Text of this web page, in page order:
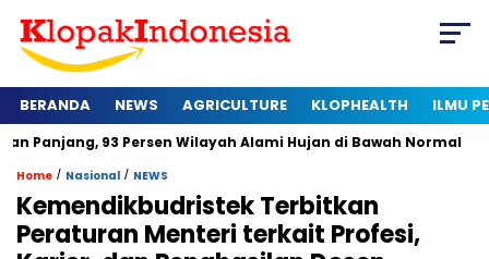
BERANDA NEWS AGRICULTURE KLOPHEALTH ILMU
93 Persen Wilayah Alami Hujan di Bawah Normal
Home / Nasional / NEWS
Kemendikbudristek Terbitkan
Peraturan Menteri terkait Profesi,